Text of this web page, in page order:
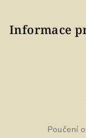
Informace
Poučení